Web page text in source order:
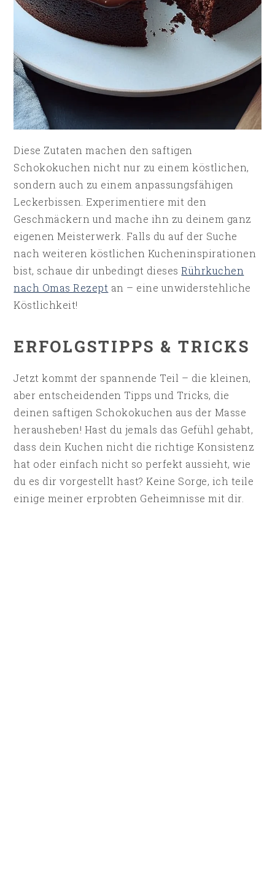
Diese Zutaten machen den saftigen
Schokokuchen nicht nur zu einem köstlichen,
sondern auch zu einem anpassungsfähigen
Leckerbissen. Experimentiere mit den
Geschmäckern und mache ihn zu deinem ganz
eigenen Meisterwerk. Falls du auf der Suche
nach weiteren köstlichen Kucheninspirationen
bist, schaue dir unbedingt diesesRührkuchen
nach Omas Rezept an – eine unwiderstehliche
Köstlichkeit!
ERFOLGSTIPPS & TRICKS
Jetzt kommt der spannende Teil – die kleinen,
aber entscheidenden Tipps und Tricks, die
deinen saftigen Schokokuchen aus der Masse
herausheben! Hast du jemals das Gefühl gehabt,
dass dein Kuchen nicht die richtige Konsistenz
hat oder einfach nicht so perfekt aussieht, wie
du es dir vorgestellt hast? Keine Sorge, ich teile
einige meiner erprobten Geheimnisse mit dir.